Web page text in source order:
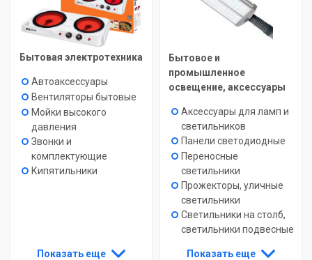
Бытовая электротехника
Автоаксессуары
Вентиляторы бытовые
Мойки высокого
давления
Звонки и
комплектующие
Кипятильники
Показать еще
Бытовое и
промышленное
освещение, аксессуары
Аксессуары для ламп и
светильников
Панели светодиодные
Переносные
светильники
Прожекторы, уличные
светильники
Светильники на столб,
светильники подвесные
Показать еще